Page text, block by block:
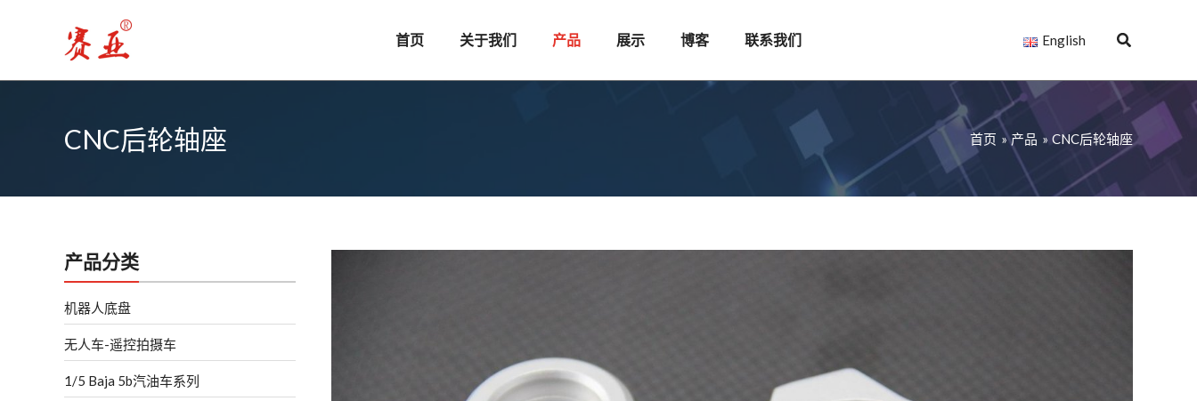
首页 关于我们 产品 展示 博客 联系我们 English
CNC后轮轴座 首页 产品 CNC后轮轴座
产品分类
机器人底盘
无人车-遥控拍摄车
1/5 Baja 5b汽油车系列